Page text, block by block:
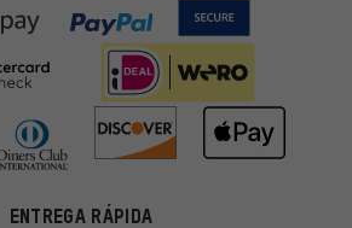
ENTREGA RÁPIDA